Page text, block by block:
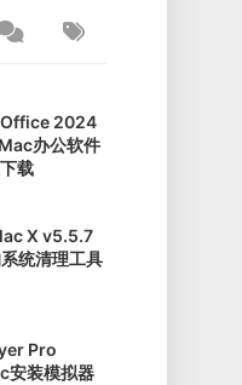
2024
办公软件
载
X v5.5.7
统清理工具
Pro
安装模拟器